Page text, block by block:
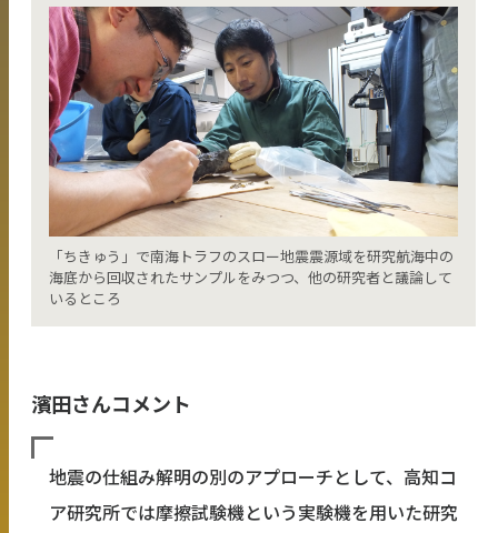
「ちきゅう」で南海トラフのスロー地震震源域を研究航海中の
海底から回収されたサンプルをみつつ、他の研究者と議論して
いるところ
濱田さんコメント
地震の仕組み解明の別のアプローチとして、高知コ
ア研究所では摩擦試験機という実験機を用いた研究